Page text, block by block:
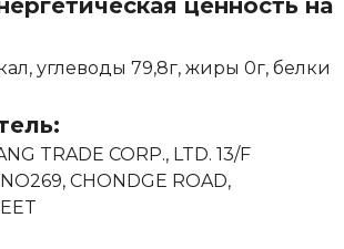
ценность на
углеводы 79,8г, жиры 0г, белки
TRADE CORP., LTD. 13/F
CHONDGE ROAD,